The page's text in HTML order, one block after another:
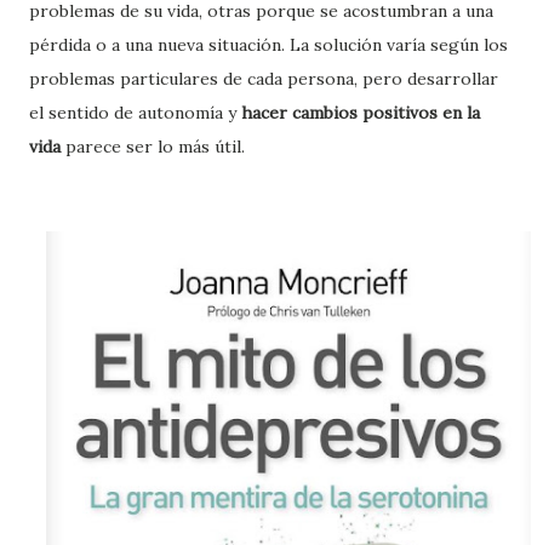
problemas de su vida, otras porque se acostumbran a una
pérdida o a una nueva situación. La solución varía según los
problemas particulares de cada persona, pero desarrollar
el sentido de autonomía yhacer cambios positivos en la
vidaparece ser lo más útil.